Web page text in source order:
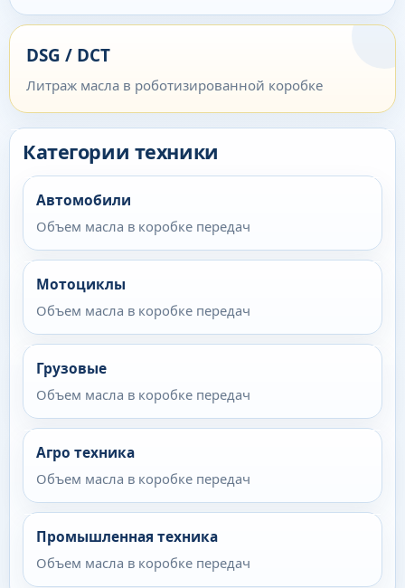
DSG / DCT
Литраж масла в роботизированной коробке
Категории техники
Автомобили
Объем масла в коробке передач
Мотоциклы
Объем масла в коробке передач
Грузовые
Объем масла в коробке передач
Агро техника
Объем масла в коробке передач
Промышленная техника
Объем масла в коробке передач